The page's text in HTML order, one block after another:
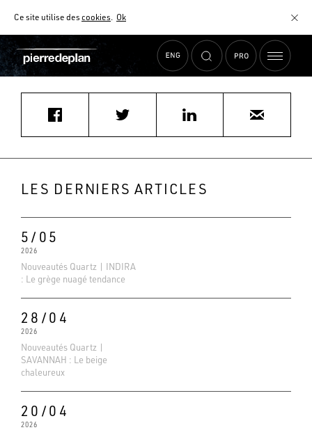
Ce site utilise descookies. Ok
AIDE AU CHOIX
Accueil Actualités MOBALPA ILE ROUSSE
LES DERNIERS ARTICLES
5/05
2026
Nouveautés Quartz | INDIRA
: Le grège nuagé tendance
28/04
2026
Nouveautés Quartz |
SAVANNAH : Le beige
chaleureux
20/04
2026